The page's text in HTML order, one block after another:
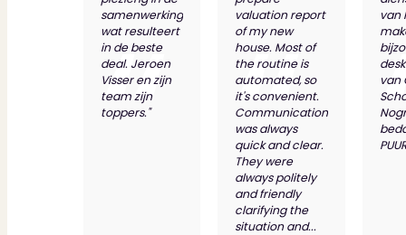
samenwerking
wat resulteert
in de beste
deal. Jeroen
Visser en zijn
team zijn
toppers."
valuation report
of my new
house. Most of
the routine is
automated, so
it's convenient.
Communication
was always
quick and clear.
They were
always politely
and friendly
clarifying the
situation and...
van
van